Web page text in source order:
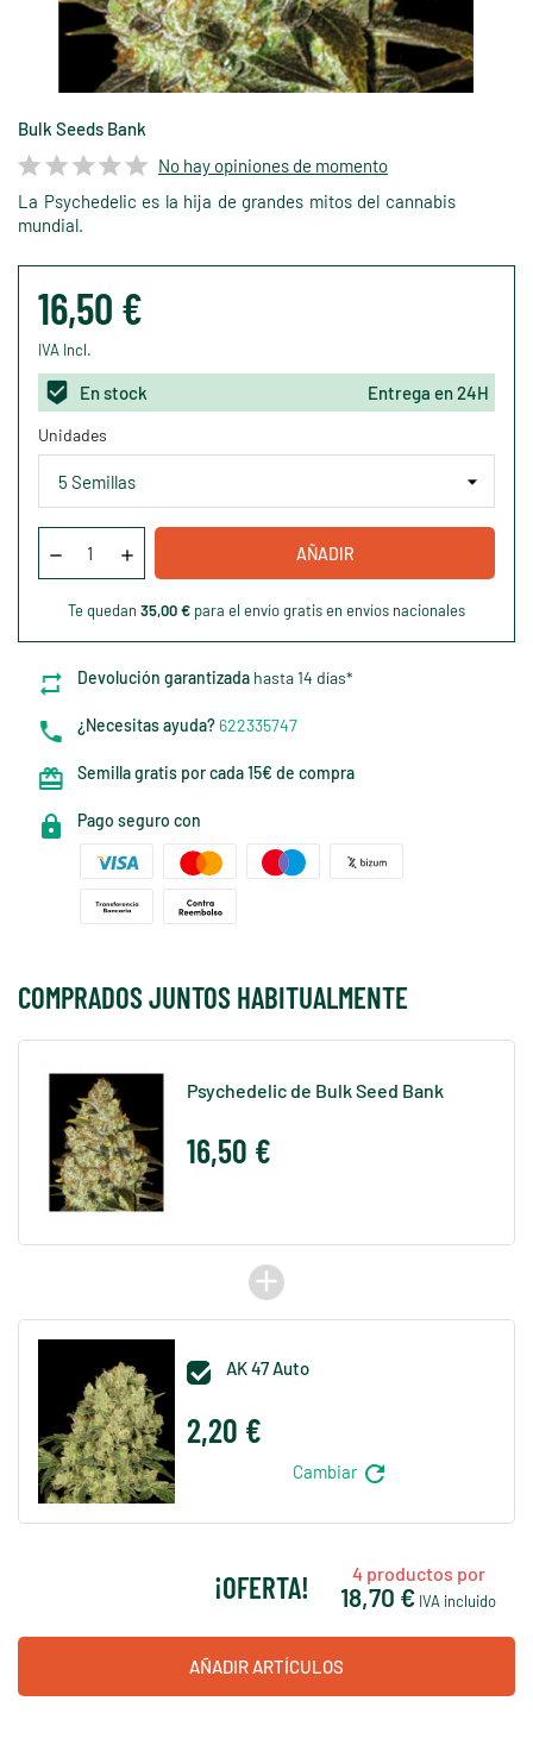
Bulk Seeds Bank
No hay opiniones de momento
La Psychedelic es la hija de grandes mitos del cannabis
mundial.
16,50 €
IVA Incl.
En stock Entrega en 24H
Unidades
AÑADIR
Te quedan 35,00 € para el envío gratis en envíos nacionales
Devolución garantizada hasta 14 días*
¿Necesitas ayuda?622335747
Semilla gratis por cada 15€ de compra
Pago seguro con
COMPRADOS JUNTOS HABITUALMENTE
Psychedelic de Bulk Seed Bank
16,50 €
add
 AK 47 Auto
2,20 €
Cambiar refresh
¡OFERTA! 4productos por
18,70 € IVA incluido
AÑADIR ARTÍCULOS